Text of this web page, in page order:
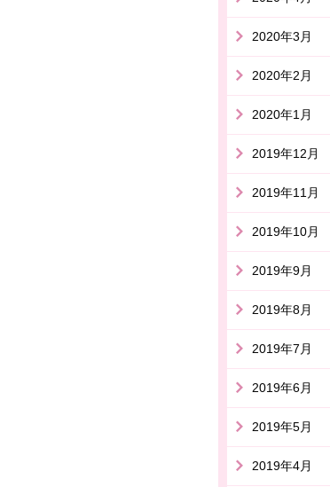
2020年3月
2020年2月
2020年1月
2019年12月
2019年11月
2019年10月
2019年9月
2019年8月
2019年7月
2019年6月
2019年5月
2019年4月